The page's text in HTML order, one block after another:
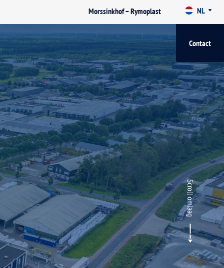
Morssinkhof – Rymoplast NL
Contact
Scroll omlaag